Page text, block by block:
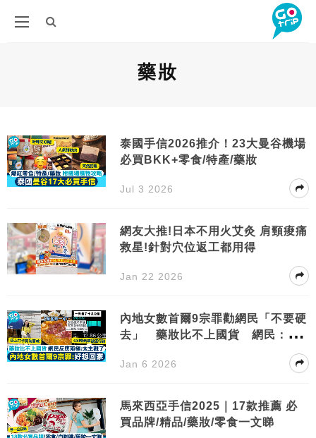
藥妝
泰國手信2026推介！23大曼谷機場
必買BKK+零食/特產/藥妝
Jul 3 2026
網友大推!日本不用火艾灸 肩頸痠痛
救星!針對穴位返工都用得
Jan 22 2026
內地女數首爾9宗罪勸網民「不要硬
去」 藥妝比不上國貨 網民：太
Jan 6 2026
馬來西亞手信2025｜17款推薦 必
買品牌/精品/藥妝/零食一文睇